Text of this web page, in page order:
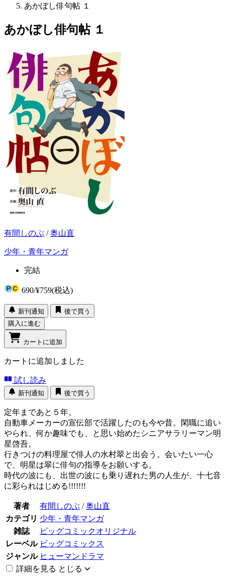
あかぼし俳句帖 １
あかぼし俳句帖 １
有間しのぶ /奥山直
少年・青年マンガ
完結
690/¥759(税込)
新刊通知
後で買う
購入に進む
カートに追加
カートに追加しました
試し読み
新刊通知 後で買う
定年まであと５年。
自動車メーカーの宣伝部で活躍したのも今や昔。閑職に追い
やられ、何か趣味でも、と思い始めたシニアサラリーマン明
星啓吾。
行きつけの料理屋で俳人の水村翠と出会う。会いたい一心
で、明星は翠に俳句の指導をお願いする。
時代の波にも、出世の波にも乗り遅れた男の人生が、十七音
に彩られはじめる!!!!!!!
著者 有間しのぶ /奥山直
カテゴリ 少年・青年マンガ
雑誌
ビッグコミックオリジナル
レーベル ビッグコミックス
ジャンル ヒューマンドラマ
詳細を見る とじる